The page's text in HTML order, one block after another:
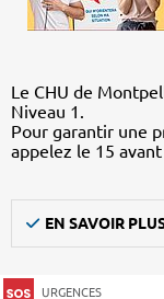
Le CHU de
Niveau 1.
Pour garantir une
appelez le 15
EN SAVOIR
URGENCES